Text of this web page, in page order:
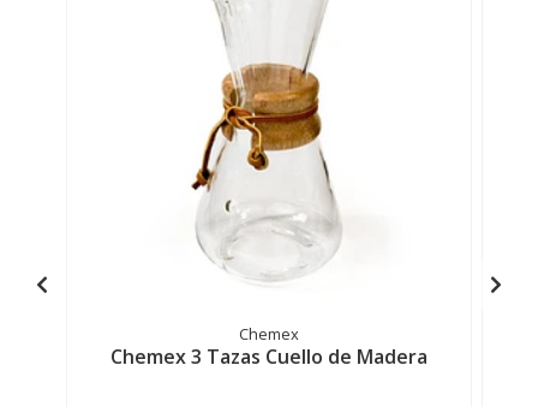
Chemex
Chemex 3 Tazas Cuello de Madera